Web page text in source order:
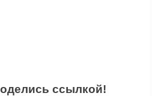
ссылкой!